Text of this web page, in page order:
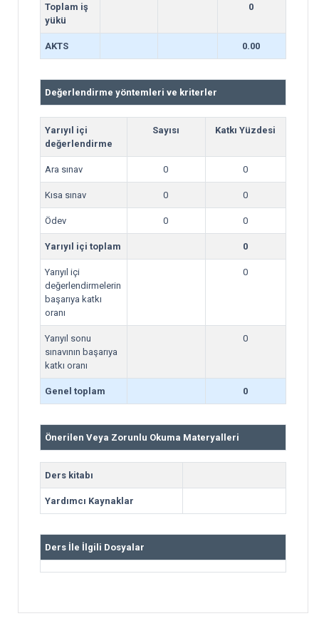
Toplam iş
yükü
0
AKTS 0.00
Değerlendirme yöntemleri ve kriterler
Yarıyıl içi
değerlendirme
Sayısı Katkı Yüzdesi
Ara sınav 0 0
Kısa sınav 0 0
Ödev 0 0
Yarıyıl içi toplam 0
Yarıyıl içi
değerlendirmelerin
başarıya katkı
oranı
0
Yarıyıl sonu
sınavının başarıya
katkı oranı
0
Genel toplam 0
Önerilen Veya Zorunlu Okuma Materyalleri
Ders kitabı
Yardımcı Kaynaklar
Ders İle İlgili Dosyalar